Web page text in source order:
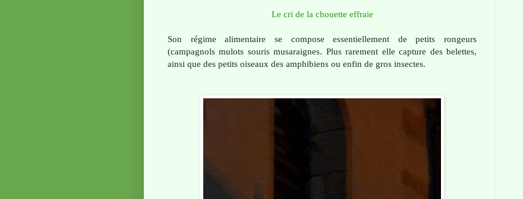
Le cri de la chouette effraie
Son régime alimentaire se compose essentiellement de petits rongeurs
(campagnols mulots souris musaraignes. Plus rarement elle capture des belettes,
ainsi que des petits oiseaux des amphibiens ou enfin de gros insectes.